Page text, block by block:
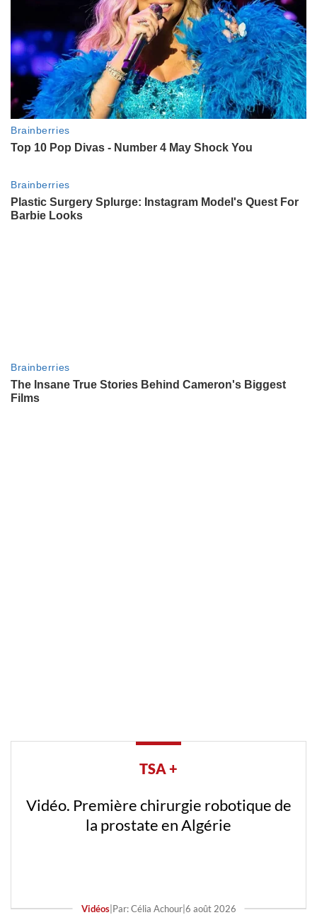
TSA +
Vidéo. Première chirurgie robotique de
la prostate en Algérie
Vidéos| Par: Célia Achour| 6 août 2026